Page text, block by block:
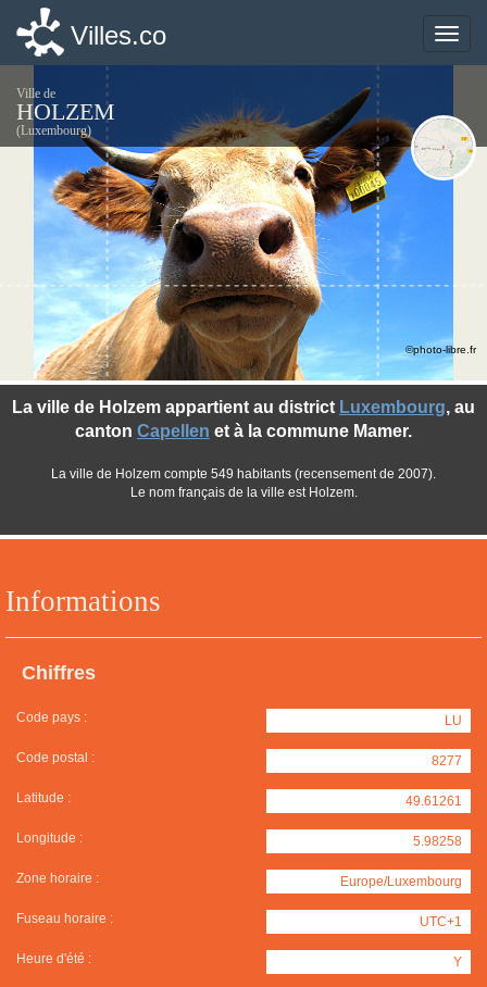
Toggle
Villes.co
Ville de
HOLZEM
(Luxembourg)
Informations
Chiffres
Code pays : LU
Code postal : 8277
Latitude : 49.61261
Longitude : 5.98258
Zone horaire : Europe/Luxembourg
Fuseau horaire : UTC+1
Heure d'été : Y
La ville de Holzem appartient au district Luxembourg, au
canton Capellen et à la commune Mamer.
La ville de Holzem compte 549 habitants (recensement de 2007).
Le nom français de la ville est Holzem.
©photo-libre.fr
Toggle
Villes.co